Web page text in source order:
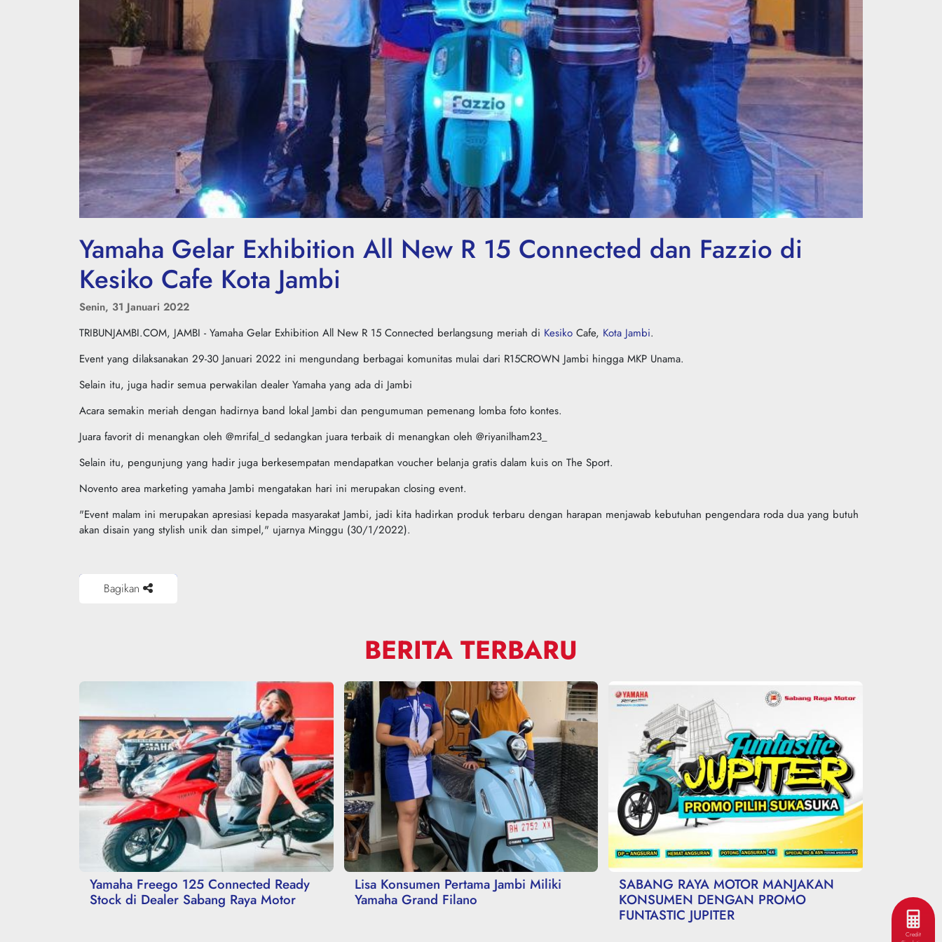
Yamaha Gelar Exhibition All New R 15 Connected dan Fazzio di
Kesiko Cafe Kota Jambi
Senin, 31 Januari 2022
TRIBUNJAMBI.COM, JAMBI - Yamaha Gelar Exhibition All New R 15 Connected berlangsung meriah di Kesiko Cafe, Kota Jambi.
Event yang dilaksanakan 29-30 Januari 2022 ini mengundang berbagai komunitas mulai dari R15CROWN Jambi hingga MKP Unama.
Selain itu, juga hadir semua perwakilan dealer Yamaha yang ada di Jambi
Acara semakin meriah dengan hadirnya band lokal Jambi dan pengumuman pemenang lomba foto kontes.
Juara favorit di menangkan oleh @mrifal_d sedangkan juara terbaik di menangkan oleh @riyanilham23_
Selain itu, pengunjung yang hadir juga berkesempatan mendapatkan voucher belanja gratis dalam kuis on The Sport.
Novento area marketing yamaha Jambi mengatakan hari ini merupakan closing event.
"Event malam ini merupakan apresiasi kepada masyarakat Jambi, jadi kita hadirkan produk terbaru dengan harapan menjawab kebutuhan pengendara roda dua yang butuh
akan disain yang stylish unik dan simpel," ujarnya Minggu (30/1/2022).
Bagikan
BERITA TERBARU
Yamaha Freego 125 Connected Ready
Stock di Dealer Sabang Raya Motor
Lisa Konsumen Pertama Jambi Miliki
Yamaha Grand Filano
SABANG RAYA MOTOR MANJAKAN
KONSUMEN DENGAN PROMO
FUNTASTIC JUPITER
Credit